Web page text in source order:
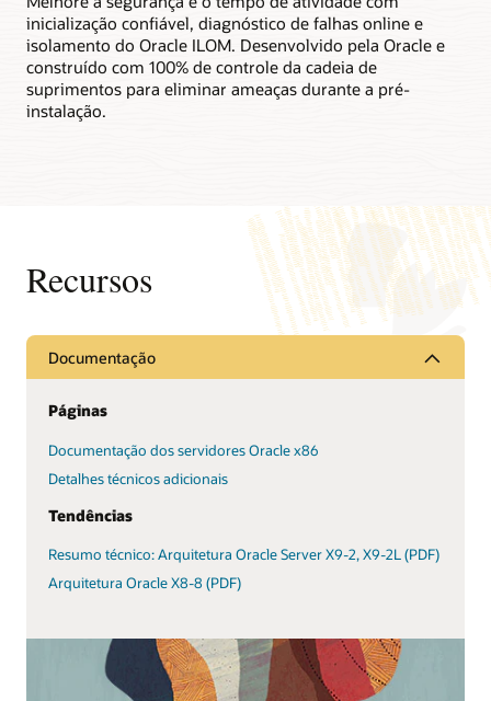
X8-8 (PDF)
Ficha técnica: Oracle Server X8-8 (8 soquetes) (PDF)
Ficha técnica: Oracle Server X8-8 (4 soquetes) (PDF)
inicialização confiável, diagnóstico de falhas online e
isolamento do Oracle ILOM. Desenvolvido pela Oracle e
construído com 100% de controle da cadeia de
suprimentos para eliminar ameaças durante a pré-
instalação.
Recursos
Documentação
Páginas
Documentação dos servidores Oracle x86
Detalhes técnicos adicionais
Tendências
Resumo técnico: Arquitetura Oracle Server X9-2, X9-2L (PDF)
Arquitetura Oracle X8-8 (PDF)